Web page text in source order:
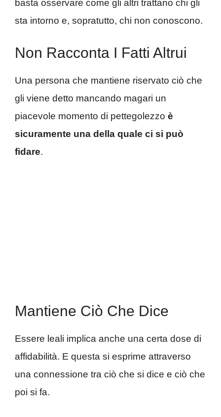
basta osservare come gli altri trattano chi gli
sta intorno e, sopratutto, chi non conoscono.
Non Racconta I Fatti Altrui
Una persona che mantiene riservato ciò che
gli viene detto mancando magari un
piacevole momento di pettegolezzo è
sicuramente una della quale ci si può
fidare.
Mantiene Ciò Che Dice
Essere leali implica anche una certa dose di
affidabilità. E questa si esprime attraverso
una connessione tra ciò che si dice e ciò che
poi si fa.